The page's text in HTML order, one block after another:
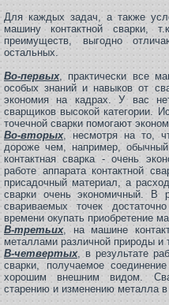
Для каждых задач, а также
машину контактной сварки,
преимуществ, выгодно
остальных.
Во-первых, практически все
особых знаний и навыков от
экономия на кадрах. У вас
сварщиков высокой категории.
точечной сварки помогают
Во-вторых,
несмотря на то,
дороже чем, например,
контактная сварка - очень
работе аппарата контактной
присадочный материал, а
сварки очень экономичный. В
свариваемых точек
времени окупать приобретение
В-третьих, на машине
металлами различной природы и
В-четвертых, в результате
сварки, получаемое
хорошим внешним видом.
старению и изменению металла в